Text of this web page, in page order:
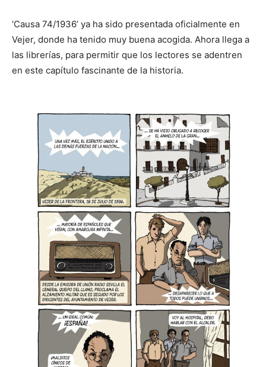
‘Causa 74/1936’ ya ha sido presentada oficialmente en
Vejer, donde ha tenido muy buena acogida. Ahora llega a
las librerías, para permitir que los lectores se adentren
en este capítulo fascinante de la historia.